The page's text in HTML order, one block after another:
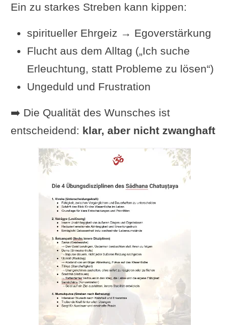
Ein zu starkes Streben kann kippen:
spiritueller Ehrgeiz → Egoverstärkung
Flucht aus dem Alltag („Ich suche
Erleuchtung, statt Probleme zu lösen“)
Ungeduld und Frustration
➡️ Die Qualität des Wunsches ist
entscheidend: klar, aber nicht zwanghaft